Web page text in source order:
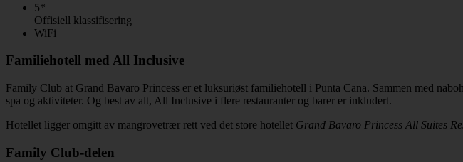
5*
Offisiell klassifisering
WiFi
Familiehotell med All Inclusive
Family Club at Grand Bavaro Princess er et luksuriøst familiehotell i Punta Cana. Sammen med
spa og aktiviteter. Og best av alt, All Inclusive i flere restauranter og barer er inkludert.
Hotellet ligger omgitt av mangrovetrær rett ved det store hotellet Grand Bavaro Princess All Suites
Family Club-delen